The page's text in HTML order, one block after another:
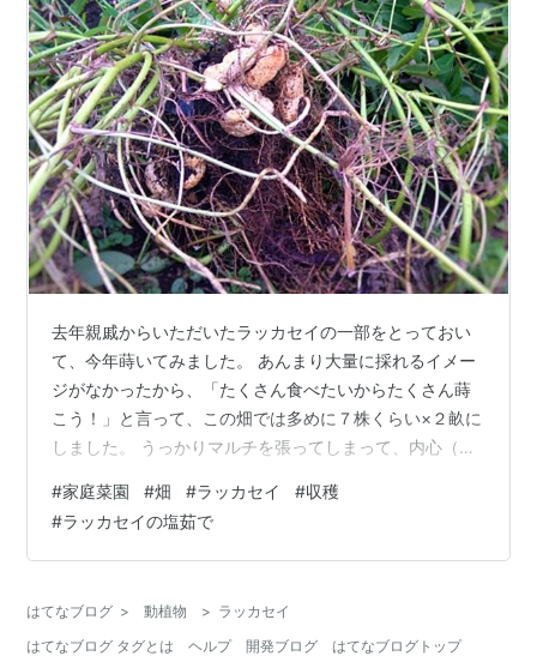
去年親戚からいただいたラッカセイの一部をとっておい
て、今年蒔いてみました。 あんまり大量に採れるイメー
ジがなかったから、「たくさん食べたいからたくさん蒔
こう！」と言って、この畑では多めに７株くらい×２畝に
しました。 うっかりマルチを張ってしまって、内心（失
穫できました！ マルチを突き破って実がなっていまし
た。 やっぱり植物ってつええ。 少しずつ掘って、なるべ
く長く新鮮なラッカセイを楽しみたい！ ちょっと葉っぱ
まって取るのはけっこう大変だけど、案外うまくいった
のはコレのおかげかも？？ ４株で５リ…
#家庭菜園 #畑 #ラッカセイ #収穫
#ラッカセイの塩茹で
はてなブログ > 動植物 > ラッカセイ
はてなブログ タグとは
ヘルプ 開発ブログ はてなブログトップ